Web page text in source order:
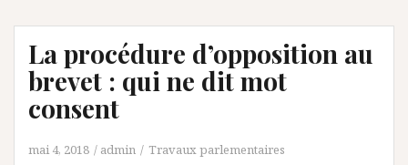
La procédure d’opposition au
brevet : qui ne dit mot
consent
mai 4, 2018 admin Travaux parlementaires